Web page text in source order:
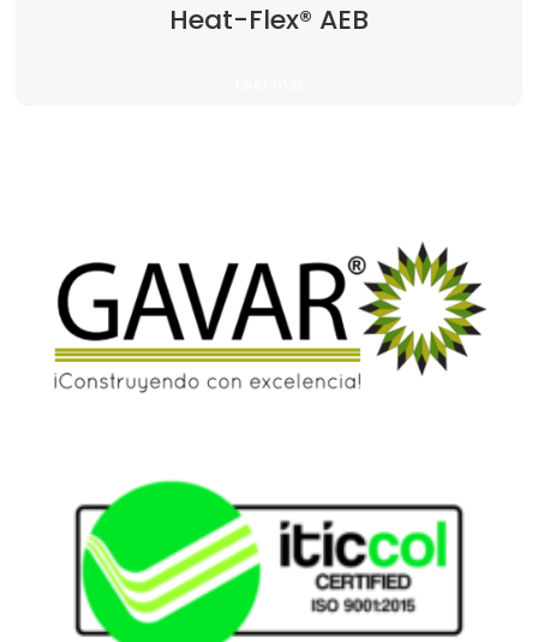
Heat-Flex® AEB